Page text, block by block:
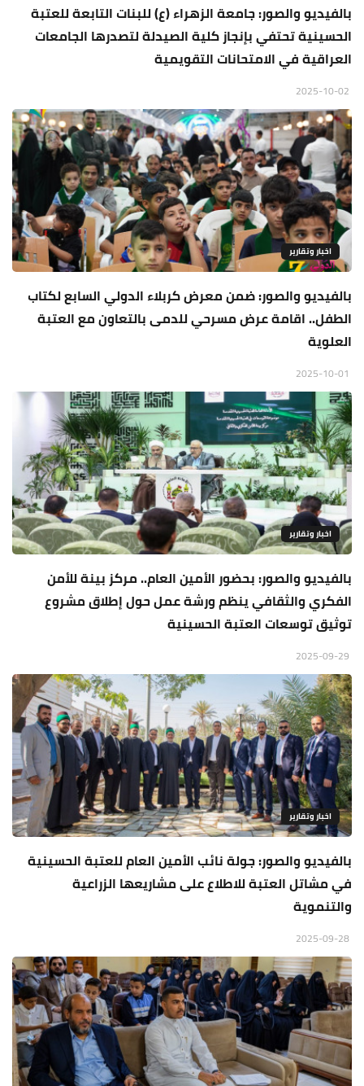
بالفيديو والصور: جامعة الزهراء (ع) للبنات التابعة للعتبة
الحسينية تحتفي بإنجاز كلية الصيدلة لتصدرها الجامعات
العراقية في الامتحانات التقويمية
اخبار وتقارير
بالفيديو والصور: ضمن معرض كربلاء الدولي السابع لكتاب
الطفل.. اقامة عرض مسرحي للدمى بالتعاون مع العتبة
العلوية
اخبار وتقارير
بالفيديو والصور: بحضور الأمين العام.. مركز بينة للأمن
الفكري والثقافي ينظم ورشة عمل حول إطلاق مشروع
توثيق توسعات العتبة الحسينية
اخبار وتقارير
بالفيديو والصور: جولة نائب الأمين العام للعتبة الحسينية
في مشاتل العتبة للاطلاع على مشاريعها الزراعية
والتنموية